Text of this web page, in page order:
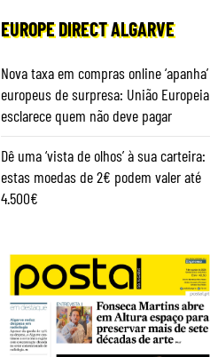
EUROPE DIRECT ALGARVE
Nova taxa em compras online ‘apanha’
europeus de surpresa: União Europeia
esclarece quem não deve pagar
Dê uma ‘vista de olhos’ à sua carteira:
estas moedas de 2€ podem valer até
4.500€